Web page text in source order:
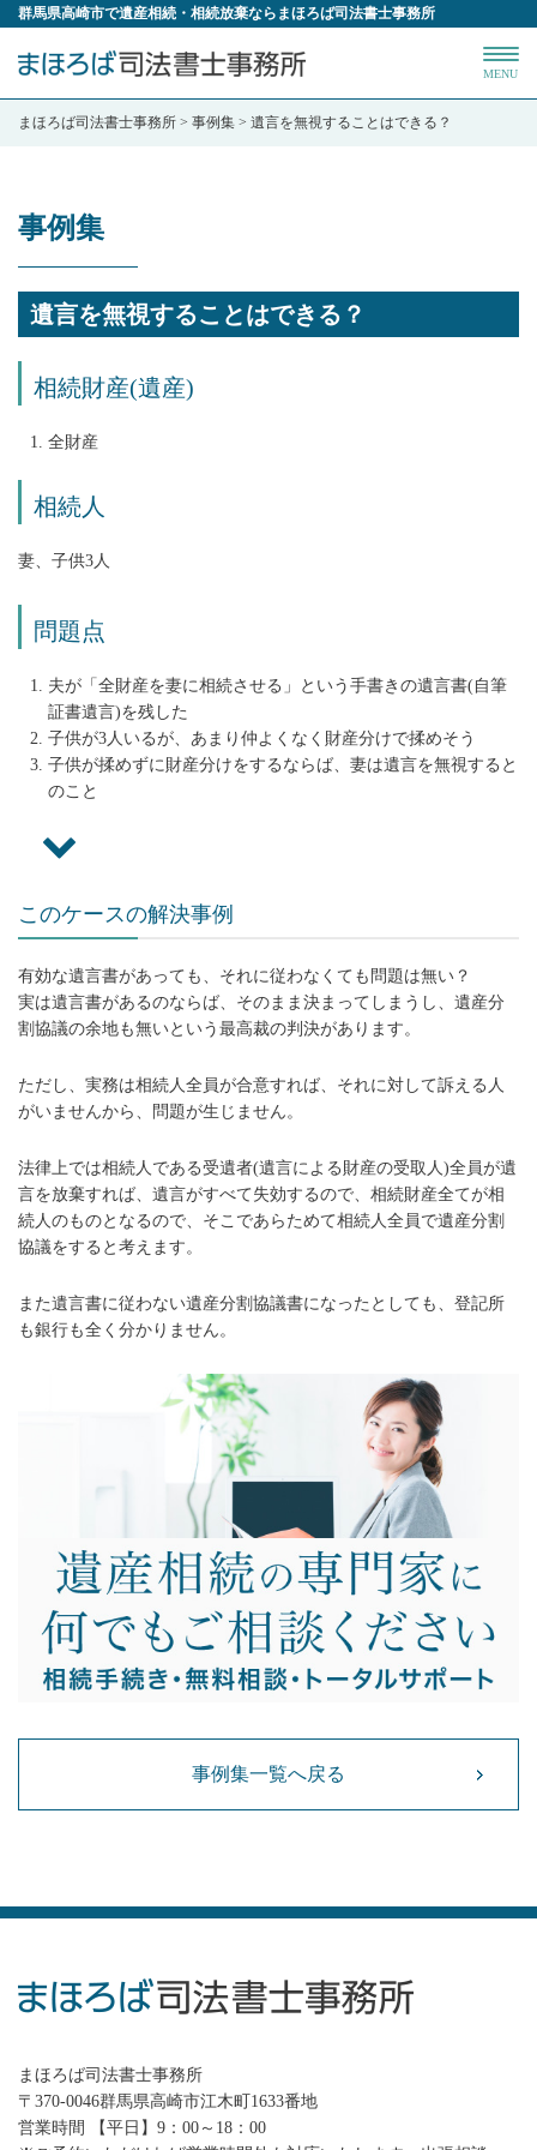
群馬県高崎市で遺産相続・相続放棄ならまほろば司法書士事務所
MENU
まほろば司法書士事務所 > 事例集 > 遺言を無視することはできる？
事例集
遺言を無視することはできる？
相続財産(遺産)
全財産
相続人
妻、子供3人
問題点
夫が「全財産を妻に相続させる」という手書きの遺言書(自筆
証書遺言)を残した
子供が3人いるが、あまり仲よくなく財産分けで揉めそう
子供が揉めずに財産分けをするならば、妻は遺言を無視すると
のこと
このケースの解決事例
有効な遺言書があっても、それに従わなくても問題は無い？
実は遺言書があるのならば、そのまま決まってしまうし、遺産分
割協議の余地も無いという最高裁の判決があります。
ただし、実務は相続人全員が合意すれば、それに対して訴える人
がいませんから、問題が生じません。
法律上では相続人である受遺者(遺言による財産の受取人)全員が遺
言を放棄すれば、遺言がすべて失効するので、相続財産全てが相
続人のものとなるので、そこであらためて相続人全員で遺産分割
協議をすると考えます。
また遺言書に従わない遺産分割協議書になったとしても、登記所
も銀行も全く分かりません。
事例集一覧へ戻る
まほろば司法書士事務所
〒370-0046群馬県高崎市江木町1633番地
営業時間 【平日】9：00～18：00